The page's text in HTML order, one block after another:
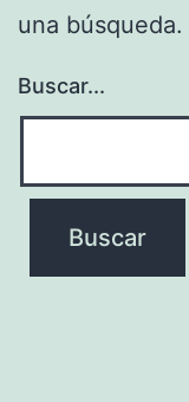
una búsqueda.
Buscar...